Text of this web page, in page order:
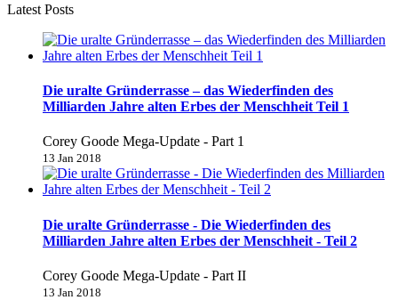
Latest Posts
Die uralte Gründerrasse – das Wiederfinden des
Milliarden Jahre alten Erbes der Menschheit Teil 1
Corey Goode Mega-Update - Part 1
13 Jan 2018
Die uralte Gründerrasse - Die Wiederfinden des
Milliarden Jahre alten Erbes der Menschheit - Teil 2
Corey Goode Mega-Update - Part II
13 Jan 2018